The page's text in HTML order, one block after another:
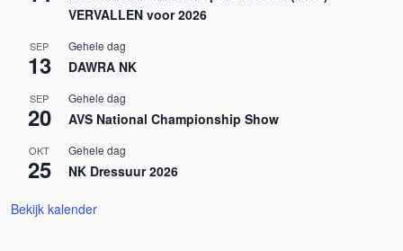
VERVALLEN voor 2026
SEP
13
Gehele dag
DAWRA NK
SEP
20
Gehele dag
AVS National Championship Show
OKT
25
Gehele dag
NK Dressuur 2026
Bekijk kalender